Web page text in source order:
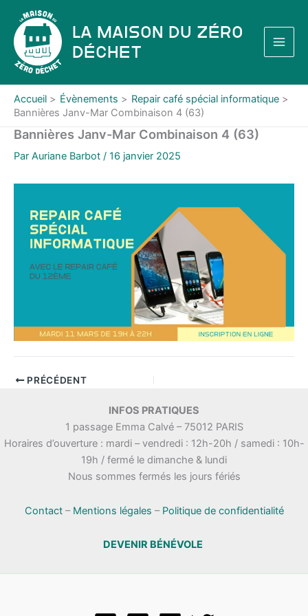
contenu
La Maison du Zéro
Déchet
Accueil Évènements
Repair café spécial informatique
Bannières Janv-Mar Combinaison 4 (63)
Bannières Janv-Mar Combinaison 4 (63)
Par Auriane Barbot / 16 janvier 2025
PRÉCÉDENT
INFOS PRATIQUES
1 passage Emma Calvé – 75012 PARIS
Horaires d’ouverture : mardi – vendredi : 12h-20h / samedi : 10h-
19h / fermé le dimanche & lundi
Nous sommes fermés les jours fériés
Contact– Mentions légales – Politique de confidentialité
DEVENIR BÉNÉVOLE